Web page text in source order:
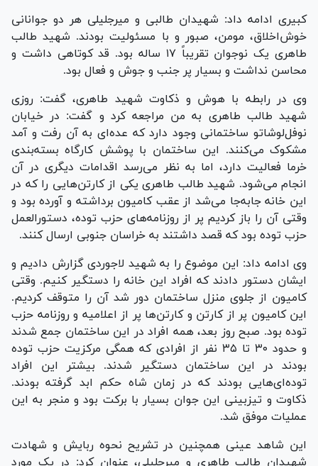
کبیری ادامه داد: شهیدان طالبی و میرجلیلی هر دو جوانانی
خوش‌اخلاق، مومن، صبور و با مسئولیت بودند. شهید طالب
طاهری یک نوجوان تقریباً ۱۷ ساله بود. قد کوتاهی داشت و
محاسن نداشت و بسیار پر جنب و جوش و فعال بود.
وی در رابطه با هوش و ذکاوت شهید طاهری، گفت: روزی
شهید طالب طاهری به من مراجعه کرد و گفت: در خیابان
نوفل‌لوشاتو ساختمانی وجود دارد که عده‌ای به آن رفت و آمد
مشکوک می‌کنند. این ساختمان با پوشش کارگاه بسته‌بندی
خرما فعالیت دارد، اما به نظر می‌رسد اقدامات دیگری در آن
انجام می‌شود. شهید طالب طاهری یکی از کارتن‌هایی را که در
این خانه جابه‌جا می‌شد از عقب کامیون برداشته و آورده بود و
وقتی آن را باز کردیم پر از روزنامه‌های حزب توده، دستورالعمل
حزب توده بود که قصد داشتند به خراسان جنوبی ارسال کنند.
وی ادامه داد: این موضوع را به شهید لاجوردی گزارش دادیم و
ایشان دستور دادند که افراد این خانه را دستگیر کنیم. وقتی
کامیون از جلوی منزل ساختمان دور شد آن را متوقف کردیم.
این کامیون پر از کارتن و کارتن‌ها پر از اعلامیه و روزنامه حزب
توده بود. صبح روز بعد، همه افراد در این ساختمان جمع شدند
و حدود ۳۰ تا ۳۵ نفر از افرادی که همگی مرکزیت حزب توده
بودند در این ساختمان دستگیر شدند. بیشتر این افراد
توده‌ای‌هایی بودند که در زمان شاه حکم ابد گرفته بودند.
ذکاوت و تیزبینی این جوان بسیار با برکت بود و منجر به این
عملیات موفق شد.
این شاهد عینی همچنین در تشریح نحوه ربایش و شهادت
شهیدان طالب طاهری و میرجلیلی، عنوان کرد: در یک مورد